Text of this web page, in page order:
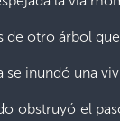
otro árbol
inundó una
obstruyó el